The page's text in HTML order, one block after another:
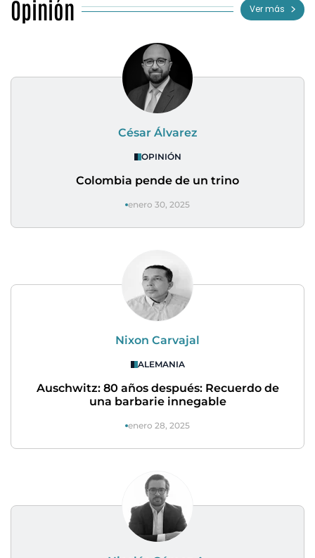
Opinión Ver más
César Álvarez
OPINIÓN
Colombia pende de un trino
enero 30, 2025
Nixon Carvajal
ALEMANIA
Auschwitz: 80 años después: Recuerdo de
una barbarie innegable
enero 28, 2025